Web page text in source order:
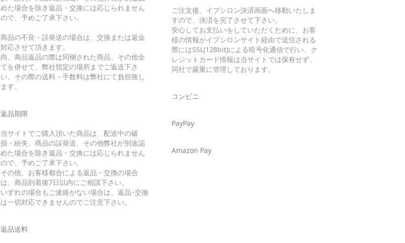
めた場合を除き返品・交換には応じられません
ので、予めご了承下さい。
商品の不良・誤発送の場合は、交換または返金
対応させて頂きます。
尚、商品返品の際は同梱された商品、その他全
てを併せて、弊社指定の場所までご返送下さ
い。その際の送料・手数料は弊社にて負担致し
ます。
返品期限
当サイトでご購入頂いた商品は、配送中の破
損・紛失、商品の誤発送、その他弊社が別途認
めた場合を除き返品・交換には応じられません
ので、予めご了承下さい。
その他、お客様都合による返品・交換の場合
は、商品到着後7日以内にご相談下さい。
いずれの場合もご連絡がない場合は、返品･交換
は一切対応できませんのでご注意下さい。
返品送料
ご注文後、イプシロン決済画面へ移動いたしま
すので、決済を完了させて下さい。
安心してお支払いをしていただくために、お客
様の情報がイプシロンサイト経由で送信される
際にはSSL(128bit)による暗号化通信で行い、ク
レジットカード情報は当サイトでは保有せず、
同社で厳重に管理しております。
コンビニ
PayPay
Amazon Pay